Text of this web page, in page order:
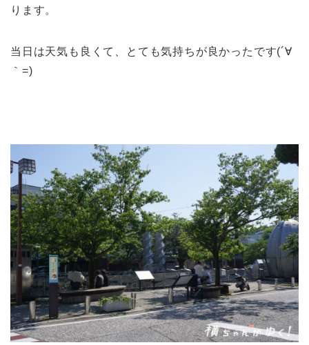
ります。
当日は天気も良くて、とても気持ちが良かったです(´∀
｀=)